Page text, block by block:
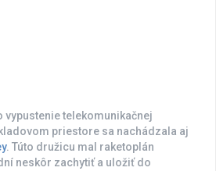
vypustenie telekomunikačnej
priestore sa nachádzala aj
. Túto družicu mal raketoplán
neskôr zachytiť a uložiť do